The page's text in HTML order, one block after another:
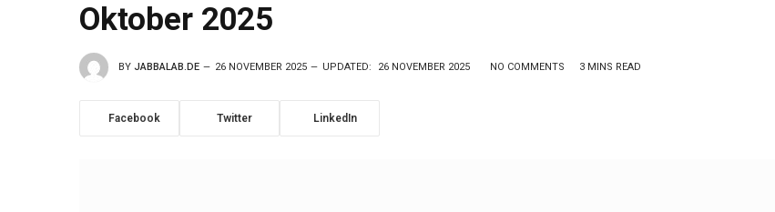
Oktober 2025
BY JABBALAB.DE 26 NOVEMBER 2025 UPDATED: 26 NOVEMBER 2025 NO COMMENTS 3 MINS READ
Facebook Twitter LinkedIn